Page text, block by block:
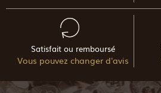
Satisfait ou remboursé
Vous pouvez changer d'avis